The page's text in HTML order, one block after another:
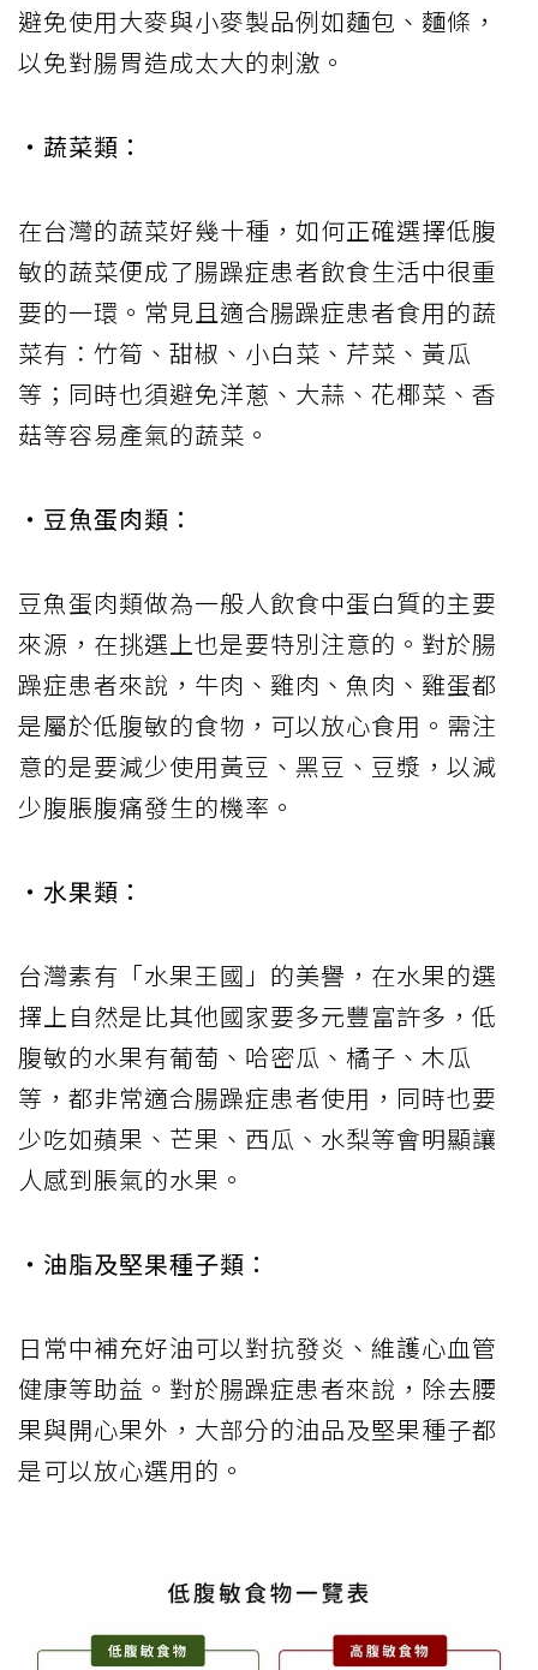
避免使用大麥與小麥製品例如麵包、麵條，
以免對腸胃造成太大的刺激。
‧蔬菜類：
在台灣的蔬菜好幾十種，如何正確選擇低腹
敏的蔬菜便成了腸躁症患者飲食生活中很重
要的一環。常見且適合腸躁症患者食用的蔬
菜有：竹筍、甜椒、小白菜、芹菜、黃瓜
等；同時也須避免洋蔥、大蒜、花椰菜、香
菇等容易產氣的蔬菜。
‧豆魚蛋肉類：
豆魚蛋肉類做為一般人飲食中蛋白質的主要
來源，在挑選上也是要特別注意的。對於腸
躁症患者來說，牛肉、雞肉、魚肉、雞蛋都
是屬於低腹敏的食物，可以放心食用。需注
意的是要減少使用黃豆、黑豆、豆漿，以減
少腹脹腹痛發生的機率。
‧水果類：
台灣素有「水果王國」的美譽，在水果的選
擇上自然是比其他國家要多元豐富許多，低
腹敏的水果有葡萄、哈密瓜、橘子、木瓜
等，都非常適合腸躁症患者使用，同時也要
少吃如蘋果、芒果、西瓜、水梨等會明顯讓
人感到脹氣的水果。
‧油脂及堅果種子類：
日常中補充好油可以對抗發炎、維護心血管
健康等助益。對於腸躁症患者來說，除去腰
果與開心果外，大部分的油品及堅果種子都
是可以放心選用的。